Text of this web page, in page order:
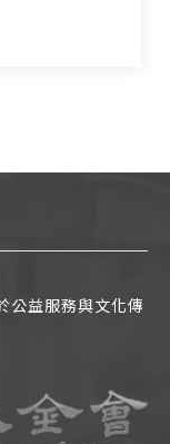
公益服務與文化傳